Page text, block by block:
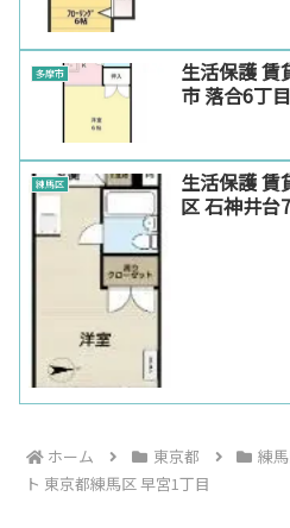
多摩市
生活保護 賃
市 落合6丁目
練馬区
生活保護 賃
区 石神井台
ホーム 東京都 練
ト 東京都練馬区 早宮1丁目